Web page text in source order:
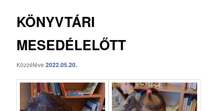
KÖNYVTÁRI
MESEDÉLELŐTT
Közzétéve2022.05.20.